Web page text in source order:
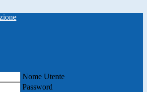
Nome Utente
Password